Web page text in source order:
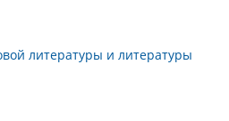
литературы и литературы